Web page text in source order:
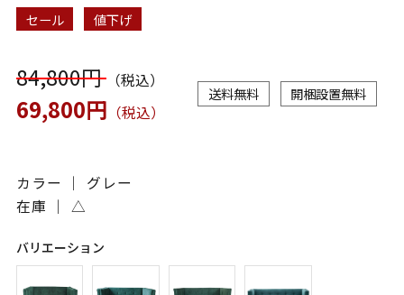
セール 値下げ
84,800円（税込）
69,800円 （税込）
送料無料 開梱設置無料
カラー ｜ グレー
在庫 ｜ △
バリエーション